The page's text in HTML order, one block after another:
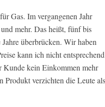
Gas. Im vergangenen Jahr
mehr. Das heißt, fünf bis
überbrücken. Wir haben
kann ich nicht entsprechend
Kunde kein Einkommen mehr
Produkt verzichten die Leute als